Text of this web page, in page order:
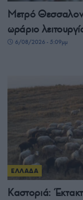
Μετρό
ωράριο
6/08/2026 - 5:09μμ
ΕΛΛΑΔΑ
Καστοριά: